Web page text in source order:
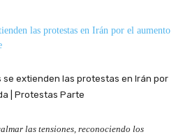
las tensiones, reconociendo los